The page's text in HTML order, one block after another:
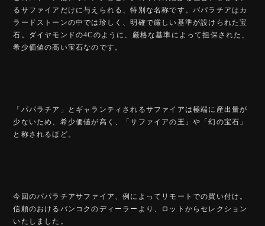
るサファイアだけに与えられる、特別な名称です。パパラチアはカ
ラードストーンの中では珍しく、明確で厳しい基準が設けられた宝
石。ダイヤモンドの4Cのように、厳格な基準によって担保された、
希少価値の高い宝石なのです。
「パパラチア」とギャランティされるサファイアは極端に産出量が
少ないため、希少価値が高く、「サファイアの王」や「幻の宝石」
と称されるほど。
今回のパパラチアサファイア、例によってリモートでの買い付け。
信頼のおけるバンコクのディーラーより、ロットからセレクション
いたしました。